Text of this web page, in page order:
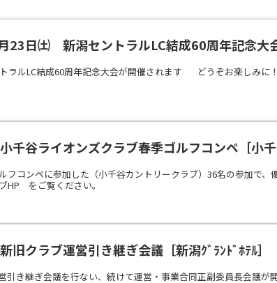
23日㈯ 新潟セントラルLC結成60周年記念大
ラルLC結成60周年記念大会が開催されます どうぞお楽しみに
谷ライオンズクラブ春季ゴルフコンペ［小千
フコンペに参加した（小千谷カントリークラブ）36名の参加で、
HP をご覧ください。
クラブ運営引き継ぎ会議［新潟ｸﾞﾗﾝﾄﾞﾎﾃﾙ］
引き継ぎ会議を行ない、続けて運営・事業合同正副委員長会議が